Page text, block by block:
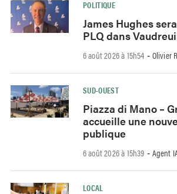
POLITIQUE
James Hughes
PLQ dans
6 août 2026 à 15h54 - Olivier
SUD-OUEST
Piazza di Mano –
accueille une
publique
6 août 2026 à 15h39 - Agent
LOCAL